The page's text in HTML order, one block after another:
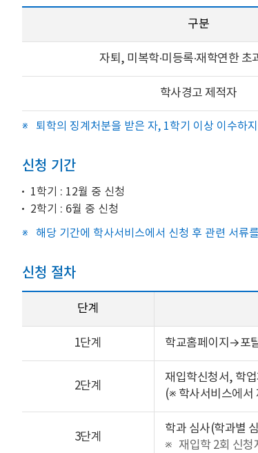
구분
자퇴, 미복학·미등록·재학연한 초
학사경고 제적자
퇴학의 징계처분을 받은 자, 1학기 이상 이수하
신청 기간
1학기 : 12월 중 신청
2학기 : 6월 중 신청
해당 기간에 학사서비스에서 신청 후 관련 서류
신청 절차
단계
1단계 학교홈페이지→포
2단계
재입학신청서, 학
(※ 학사서비스에서
3단계
학과 심사(학과별
재입학 2회 신청